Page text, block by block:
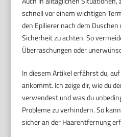
schnell vor einem wichtigen
den Epilierer nach dem
Sicherheit zu achten. So
Überraschungen oder
In diesem Artikel erfährst du,
ankommt. Ich zeige dir, wie du
verwendest und was du
Probleme zu verhindern. So
sicher an der Haarentfernung